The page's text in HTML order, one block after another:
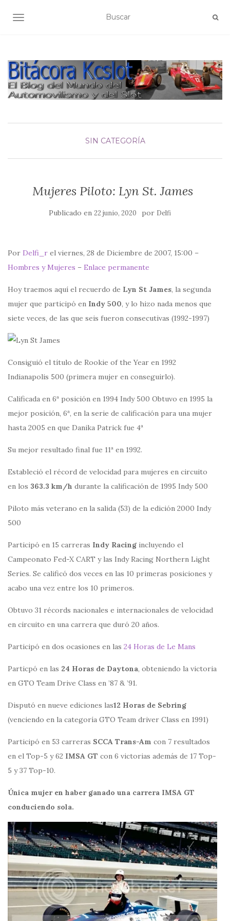
ALTERNAR NAVEGACIÓN
SIN CATEGORÍA
Mujeres Piloto: Lyn St. James
Publicado en 22 junio, 2020 por Delfi
Por Delfi_r el viernes, 28 de Diciembre de 2007, 15:00 –
Hombres y Mujeres – Enlace permanente
Hoy traemos aquí el recuerdo de Lyn St James, la segunda
mujer que participó en Indy 500, y lo hizo nada menos que
siete veces, de las que seis fueron consecutivas (1992-1997)
Consiguió el título de Rookie of the Year en 1992
Indianapolis 500 (primera mujer en conseguirlo).
Calificada en 6ª posición en 1994 Indy 500 Obtuvo en 1995 la
mejor posición, 6ª, en la serie de calificación para una mujer
hasta 2005 en que Danika Patrick fue 4ª
Su mejor resultado final fue 11ª en 1992.
Estableció el récord de velocidad para mujeres en circuito
en los 363.3 km/h durante la calificación de 1995 Indy 500
Piloto más veterano en la salida (53) de la edición 2000 Indy
500
Participó en 15 carreras Indy Racing incluyendo el
Campeonato Fed-X CART y las Indy Racing Northern Light
Series. Se calificó dos veces en las 10 primeras posiciones y
acabo una vez entre los 10 primeros.
Obtuvo 31 récords nacionales e internacionales de velocidad
en circuito en una carrera que duró 20 años.
Participó en dos ocasiones en las 24 Horas de Le Mans
Particpó en las 24 Horas de Daytona, obteniendo la victoria
en GTO Team Drive Class en ’87 & ’91.
Disputó en nueve ediciones las12 Horas de Sebring
(venciendo en la categoría GTO Team driver Class en 1991)
Participó en 53 carreras SCCA Trans-Am con 7 resultados
en el Top-5 y 62 IMSA GT con 6 victorias además de 17 Top-
5 y 37 Top-10.
Única mujer en haber ganado una carrera IMSA GT
conduciendo sola.